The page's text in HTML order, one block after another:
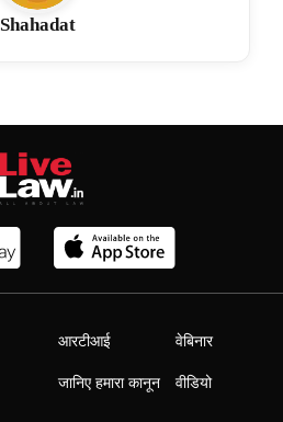
Shahadat
आरटीआई
जानिए हमारा कानून
वेबिनार
वीडियो